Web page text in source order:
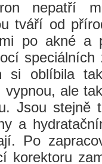
nepatří
tváří od
po akné a
si oblíbila
ale
Jsou stejně
a
Po
korektoru